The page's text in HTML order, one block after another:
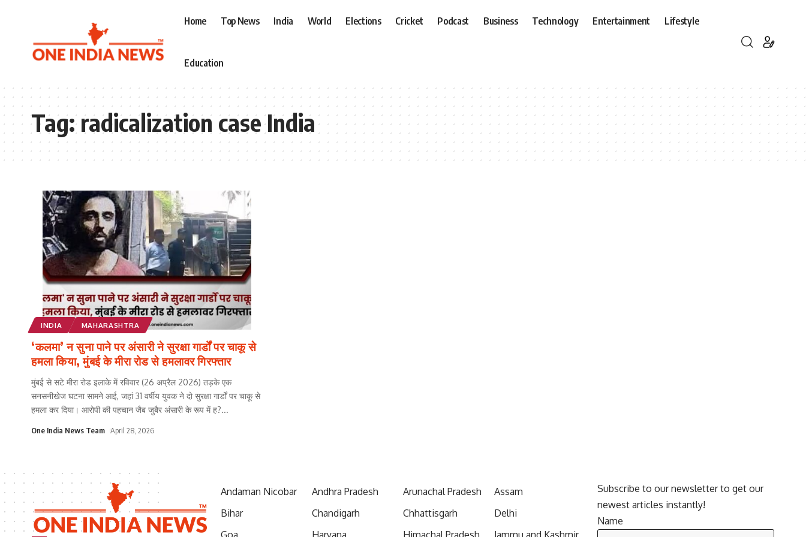
Home Top News India World Elections Cricket Podcast Business Technology Entertainment Lifestyle
Education
Tag:radicalization case India
INDIA MAHARASHTRA
‘कलमा’ न सुना पाने पर अंसारी ने सुरक्षा गार्डों पर चाकू से
हमला किया, मुंबई के मीरा रोड से हमलावर गिरफ्तार
मुंबई से सटे मीरा रोड इलाके में रविवार (26 अप्रैल 2026) तड़के एक
सनसनीखेज घटना सामने आई, जहां 31 वर्षीय युवक ने दो सुरक्षा गार्डों पर चाकू से
हमला कर दिया। आरोपी की पहचान जैब जुबैर अंसारी के रूप में ह?...
One India News Team April 28, 2026
Andaman Nicobar Andhra Pradesh Arunachal Pradesh
Assam
Bihar
Chandigarh Chhattisgarh
Delhi
Goa
Haryana Himachal Pradesh Jammu and Kashmir
Subscribe to our newsletter to get our
newest articles instantly!
Name